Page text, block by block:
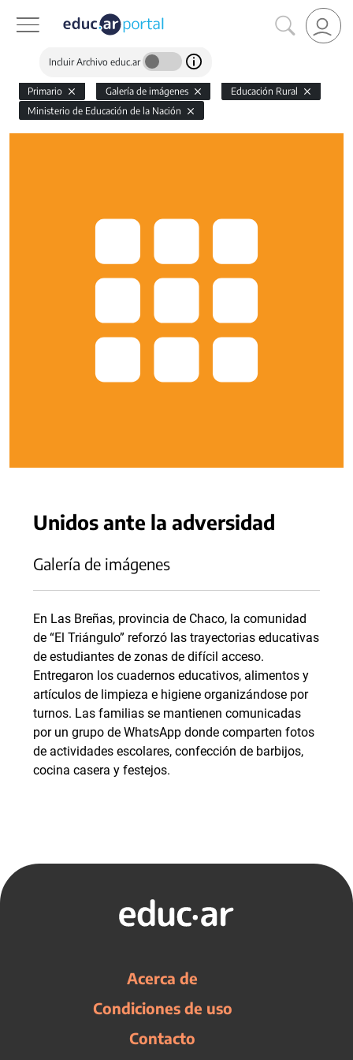
Incluir Archivo educ.ar
Primario Galería de imágenes
Educación Rural
Ministerio de Educación de la Nación
Unidos ante la adversidad
Galería de imágenes
En Las Breñas, provincia de Chaco, la comunidad
de “El Triángulo” reforzó las trayectorias educativas
de estudiantes de zonas de difícil acceso.
Entregaron los cuadernos educativos, alimentos y
artículos de limpieza e higiene organizándose por
turnos. Las familias se mantienen comunicadas
por un grupo de WhatsApp donde comparten fotos
de actividades escolares, confección de barbijos,
cocina casera y festejos.
Acerca de
Condiciones de uso
Contacto